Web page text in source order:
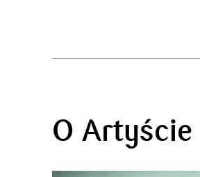
O Artyście